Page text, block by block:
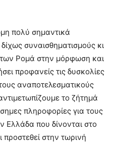
πολύ σημαντικά
συναισθηματισμούς κι
των Ρομά στην μόρφωση και
προφανείς τις δυσκολίες
αναποτελεσματικούς
το ζήτημά
πληροφορίες για τους
Ελλάδα που δίνονται στο
προστεθεί στην τωρινή